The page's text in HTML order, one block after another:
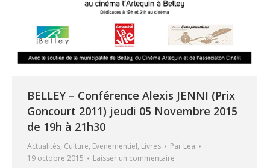
BELLEY – Conférence Alexis JENNI (Prix
Goncourt 2011) jeudi 05 Novembre 2015
de 19h à 21h30
Actualités, Culture, Evenementiel, Livres Par Léa
19 octobre 2015
Laisser un commentaire